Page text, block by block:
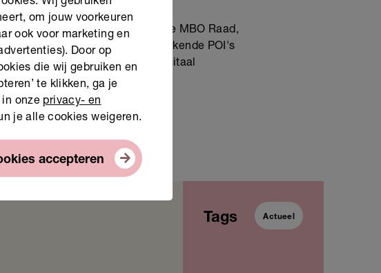
en Schrijven, VNG, Divosa, de MBO Raad,
SPN, Stichting Samenwerkende POI's
Alliantie Digitaal
Tags Actueel
om jouw voorkeuren
ook voor marketing en
Door op
die wij gebruiken en
te klikken, ga je
onze privacy- en
je alle cookies weigeren.
accepteren